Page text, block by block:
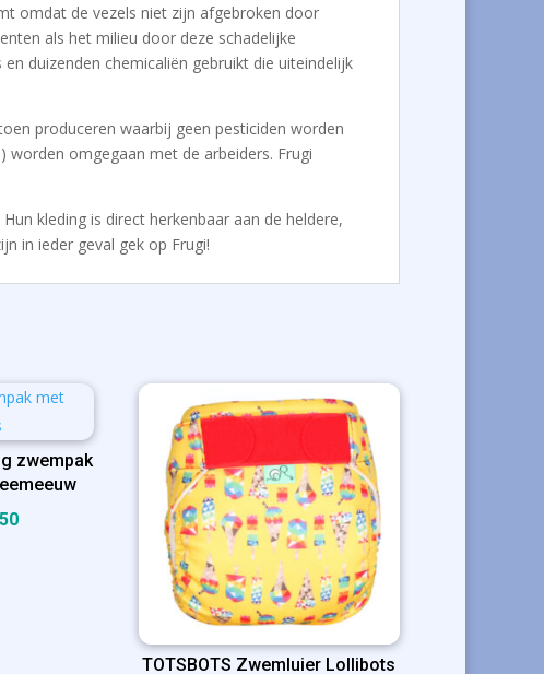
omdat de vezels niet zijn afgebroken door
als het milieu door deze schadelijke
duizenden chemicaliën gebruikt die uiteindelijk
produceren waarbij geen pesticiden worden
omgegaan met de arbeiders. Frugi
kleding is direct herkenbaar aan de heldere,
in ieder geval gek op Frugi!
zwempak
Huidige
TOTSBOTS Zwemluier Lollibots